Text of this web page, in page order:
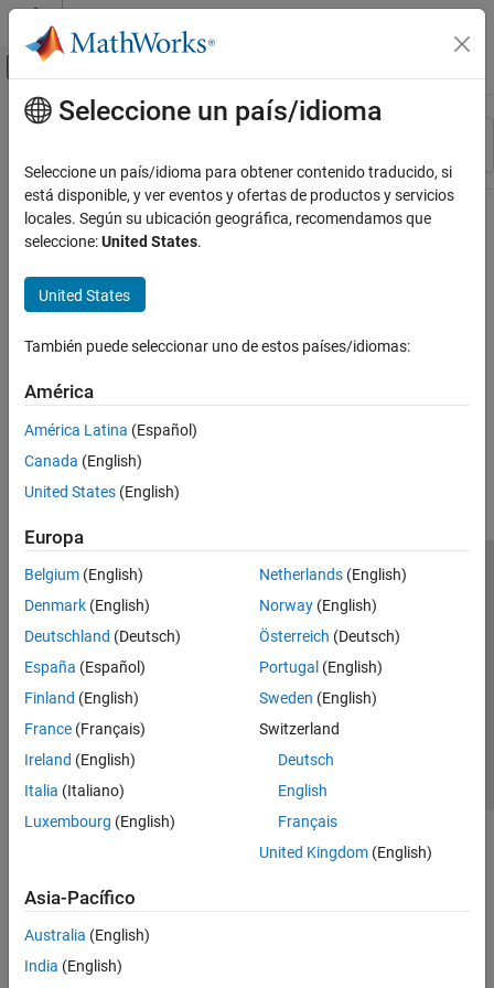
Saltar al contenido
Mostrar/ocultar menú de navegación
Recurso
Contenido principal
Seleccione un país/idioma
Seleccione un país/idioma para obtener contenido traducido, si
está disponible, y ver eventos y ofertas de productos y servicios
locales. Según su ubicación geográfica, recomendamos que
seleccione:United States.
United States
También puede seleccionar uno de estos países/idiomas:
América
América Latina (Español)
Canada (English)
United States (English)
Europa
Belgium (English)
Denmark (English)
Deutschland (Deutsch)
España (Español)
Finland (English)
France (Français)
Ireland (English)
Italia (Italiano)
Luxembourg (English)
Netherlands(English)
Norway(English)
Österreich (Deutsch)
Portugal (English)
Sweden (English)
Switzerland
Deutsch
English
Français
United Kingdom(English)
Asia-Pacífico
Australia (English)
India (English)
Centro de confianza
Marcas comerciales
Política de privacidad
Antipiratería
Estado de las aplicaciones
Información de contacto
© 1994-2026 The MathWorks, Inc.